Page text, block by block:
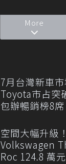
More
7月台灣新車
Toyota市占突
包辦暢銷榜8席
空間大幅升級
Volkswagen
Roc 124.8 萬